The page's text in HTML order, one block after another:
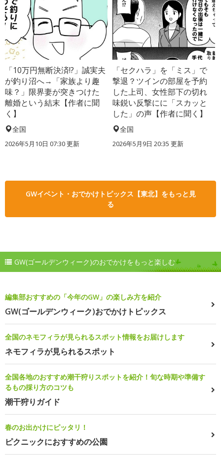
「10万円無断決済!?」誠実夫
が釣り沼へ→「家族より趣
味？」限界妻が突きつけた
離婚という結末【作者に聞
く】
全国
2026年5月10日 07:30 更新
「セクハラ」を「ミス」で
撃退？ツインの部屋を予約
した上司、女性部下の切れ
味鋭い反撃にに「スカッと
した」の声【作者に聞く】
全国
2026年5月9日 20:35 更新
GWイベント・おでかけトピックス【東北】をもっと見
る
GW(ゴールデンウィーク)のおでかけをもっと楽しむ
編集部おすすめの「今年のGW」の楽しみ方を紹介
GW(ゴールデンウィーク)おでかけトピックス
全国のネモフィラが見られるスポット情報をお届けします
ネモフィラが見られるスポット
全国各地のおすすめ潮干狩りスポットを紹介！旬な時期や準備す
るもの採り方のコツも
潮干狩りガイド
春のお出かけにピッタリ！
ピクニックにおすすめの公園